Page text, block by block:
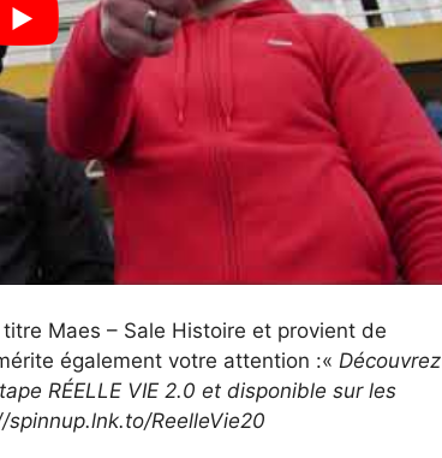
Maes – Sale Histoire et provient de
également votre attention :« Découvrez
RÉELLE VIE 2.0 et disponible sur les
ReelleVie20